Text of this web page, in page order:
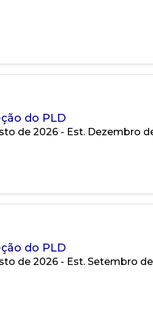
do PLD
de 2026 - Est. Dezembro
do PLD
de 2026 - Est. Setembro